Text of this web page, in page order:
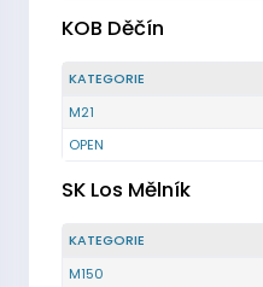
KOB Děčín
KATEGORIE
M21
OPEN
SK Los Mělník
KATEGORIE
M150